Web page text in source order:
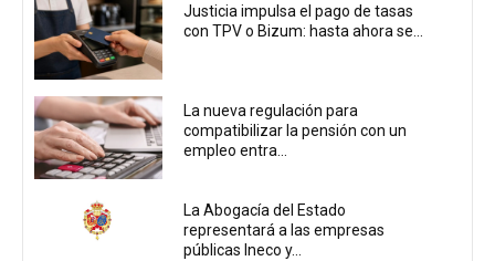
Justicia impulsa el pago de tasas
con TPV o Bizum: hasta ahora se...
La nueva regulación para
compatibilizar la pensión con un
empleo entra...
La Abogacía del Estado
representará a las empresas
públicas Ineco y...